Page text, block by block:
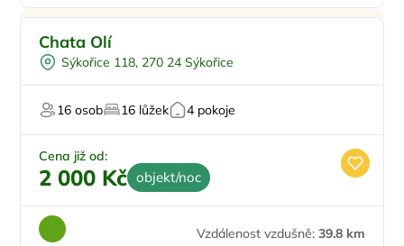
Chata Olí
Sýkořice 118, 270 24 Sýkořice
16 osob 16 lůžek 4 pokoje
Cena již od:
2 000 Kč objekt/noc
Vzdálenost vzdušně: 39.8 km